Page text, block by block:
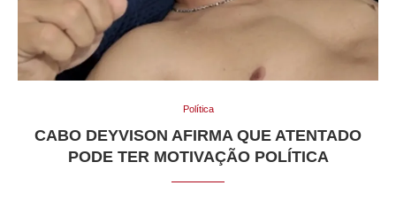
Política
CABO DEYVISON AFIRMA QUE ATENTADO
PODE TER MOTIVAÇÃO POLÍTICA